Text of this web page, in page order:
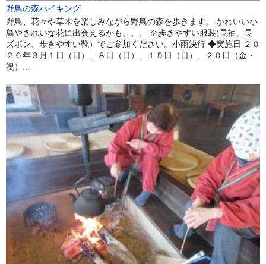
野鳥の森ハイキング
野鳥、花々や草木を楽しみながら野鳥の森を歩きます。 かわいい小
鳥やきれいな花に出会えるかも、、、 ※歩きやすい服装(長袖、長
ズボン、歩きやすい靴）でご参加ください。小雨決行 ◆実施日 ２０
２６年３月１日（日）、８日（日）、１５日（日）、２０日（金・
祝）...